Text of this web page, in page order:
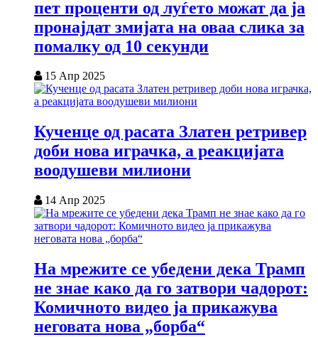
пет проценти од луѓето можат да ја
пронајдат змијата на оваа слика за
помалку од 10 секунди
15 Апр 2025
Кученце од расата Златен ретривер
доби нова играчка, а реакцијата
воодушеви милиони
14 Апр 2025
На мрежите се убедени дека Трамп
не знае како да го затвори чадорот:
Комичното видео ја прикажува
неговата нова „борба“